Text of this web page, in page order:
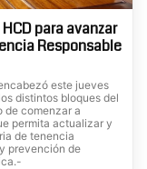
para avanzar
Responsable
este jueves
distintos bloques del
de comenzar a
permita actualizar y
de tenencia
prevención de